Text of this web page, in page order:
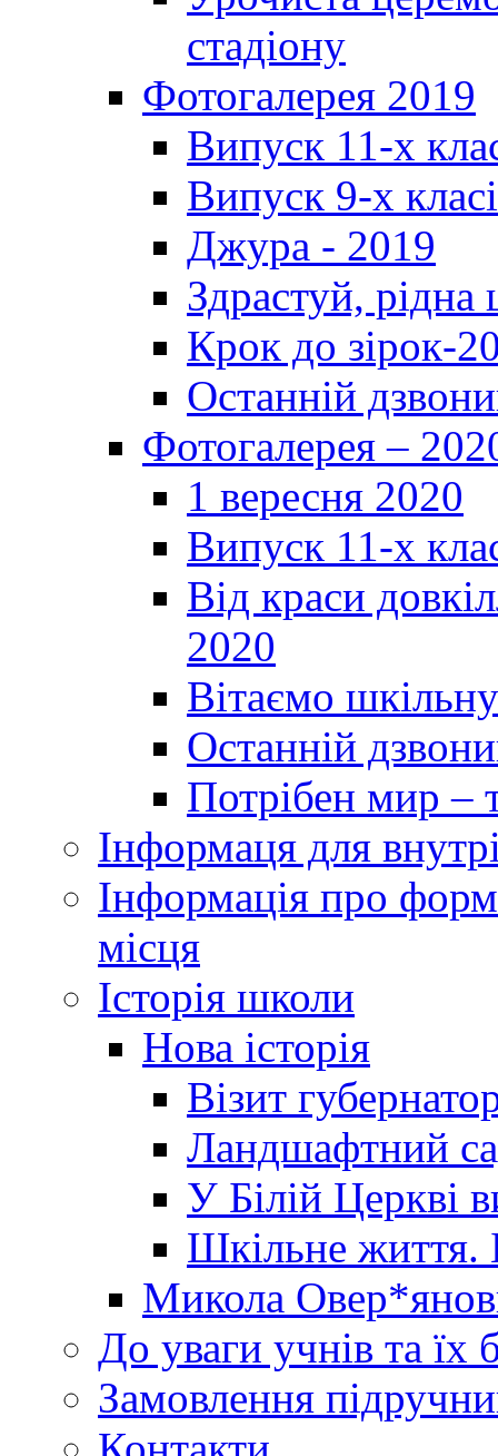
стадіону
Фотогалерея 2019
Випуск 11-х
Випуск 9-х
Джура - 2019
Здрастуй,
Крок до зірок-
Останній
Фотогалерея –
1 вересня 2020
Випуск 11-х
Від краси
2020
Вітаємо
Останній
Потрібен мир –
Інформаця для
Інформація про
місця
Історія школи
Нова історія
Візит
Ландшафтний
У Білій Церкві
Шкільне життя.
Микола
До уваги учнів та їх
Замовлення